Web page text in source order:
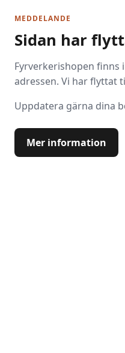
MEDDELANDE
Sidan har
Fyrverkerishopen finns
adressen. Vi har flyttat
Uppdatera gärna dina
Mer information